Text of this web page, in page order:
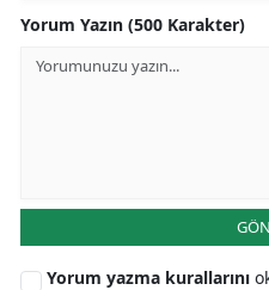
Yorum Yazın (500 Karakter)
Yorum yazma kurallarını